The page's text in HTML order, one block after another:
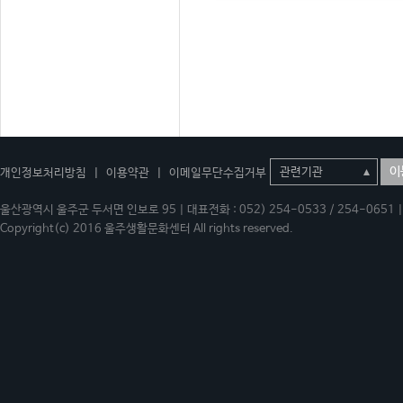
개인정보처리방침 이용약관 이메일무단수집거부 이
울산광역시 울주군 두서면 인보로 95 | 대표전화 : 052) 254-0533 / 254-
Copyright(c) 2016 울주생활문화센터 All rights reserved.